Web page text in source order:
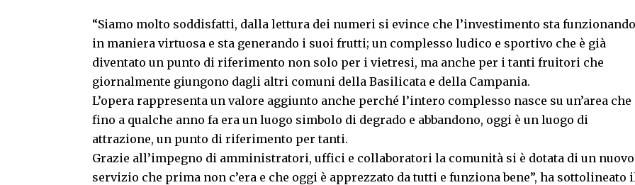
“Siamo molto soddisfatti, dalla lettura dei numeri si evince che l’investimento sta funzionando
in maniera virtuosa e sta generando i suoi frutti; un complesso ludico e sportivo che è già
diventato un punto di riferimento non solo per i vietresi, ma anche per i tanti fruitori che
giornalmente giungono dagli altri comuni della Basilicata e della Campania.
L’opera rappresenta un valore aggiunto anche perché l’intero complesso nasce su un’area che
fino a qualche anno fa era un luogo simbolo di degrado e abbandono, oggi è un luogo di
attrazione, un punto di riferimento per tanti.
Grazie all’impegno di amministratori, uffici e collaboratori la comunità si è dotata di un nuovo
servizio che prima non c’era e che oggi è apprezzato da tutti e funziona bene”, ha sottolineato